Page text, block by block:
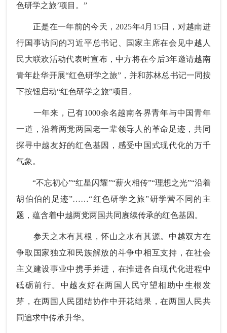
色研学之旅’项目。”
正是在一年前的今天，2025年4月15日，对越南进
行国事访问的习近平总书记、国家主席在会见中越人
民大联欢活动代表时宣布，中方将在今后3年邀请越南
青年赴华开展“红色研学之旅”，并和苏林总书记一同按
下按钮启动“红色研学之旅”项目。
一年来，已有1000余名越南各界青年与中国青年
一道，沿着两党两国老一辈领导人的革命足迹，共同
探寻中越友好的红色基因，感受中国式现代化的万千
气象。
“不忘初心”“红星闪耀”“薪火相传”“理想之光”“沿着
胡伯伯的足迹”……“红色研学之旅”研学营不同的主
题，蕴含着中越两党两国共同赓续传承的红色基因。
参天之木有其根，怀山之水有其源。中越双方在
争取国家独立和民族解放的斗争中相互支持，在社会
主义建设事业中携手并进，在推进各自现代化进程中
砥砺前行。中越友好在两国人民守望相助中生根发
芽，在两国人民团结协作中开花结果，在两国人民共
同追求中传承升华。